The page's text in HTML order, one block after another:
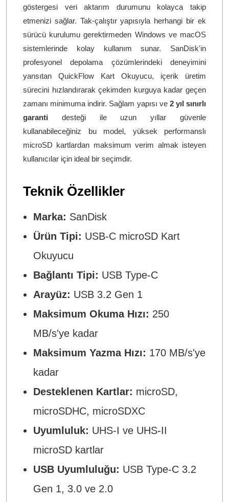
göstergesi veri aktarım durumunu kolayca takip
etmenizi sağlar. Tak-çalıştır yapısıyla herhangi bir ek
sürücü kurulumu gerektirmeden Windows ve macOS
sistemlerinde kolay kullanım sunar. SanDisk'in
profesyonel depolama çözümlerindeki deneyimini
yansıtan QuickFlow Kart Okuyucu, içerik üretim
sürecini hızlandırarak çekimden kurguya kadar geçen
zamanı minimuma indirir. Sağlam yapısı ve 2 yıl sınırlı
garanti desteği ile uzun yıllar güvenle
kullanabileceğiniz bu model, yüksek performanslı
microSD kartlardan maksimum verim almak isteyen
kullanıcılar için ideal bir seçimdir.
Teknik Özellikler
Marka: SanDisk
Ürün Tipi: USB-C microSD Kart
Okuyucu
Bağlantı Tipi: USB Type-C
Arayüz: USB 3.2 Gen 1
Maksimum Okuma Hızı: 250
MB/s'ye kadar
Maksimum Yazma Hızı: 170 MB/s'ye
kadar
Desteklenen Kartlar: microSD,
microSDHC, microSDXC
Uyumluluk: UHS-I ve UHS-II
microSD kartlar
USB Uyumluluğu: USB Type-C 3.2
Gen 1, 3.0 ve 2.0